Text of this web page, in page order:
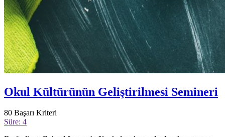
Okul Kültürünün Geliştirilmesi Semineri
80 Başarı Kriteri
Süre: 4